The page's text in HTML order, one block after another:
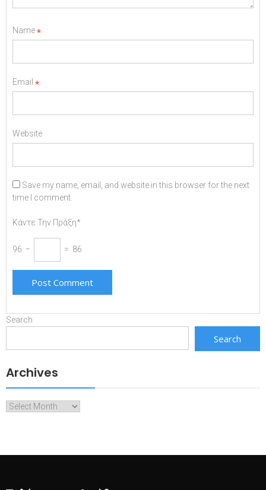
Name*
Email *
Website
Save my name, email, and website in this browser for the next
time I comment.
Κάντε Την Πράξη*
96 − = 86
Search
Search
Archives
Archives